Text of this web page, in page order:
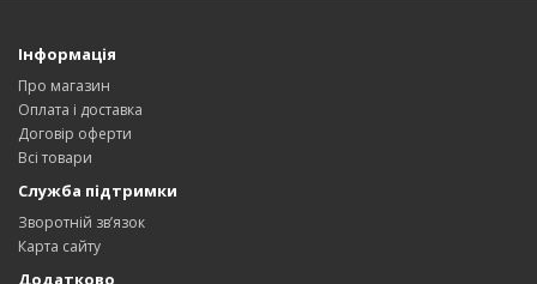
Інформація
Про магазин
Оплата і доставка
Договір оферти
Всі товари
Служба підтримки
Зворотній зв’язок
Карта сайту
Додатково